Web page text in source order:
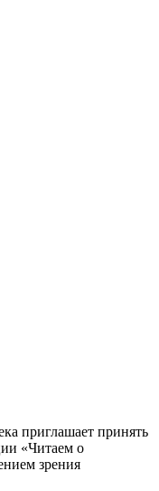
приглашает принять
«Читаем о
зрения